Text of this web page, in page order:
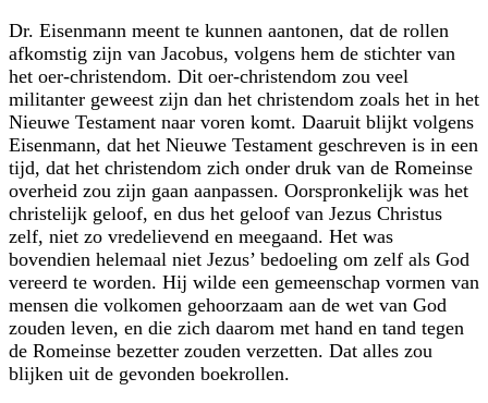
Dr. Eisenmann meent te kunnen aantonen, dat de rollen
afkomstig zijn van Jacobus, volgens hem de stichter van
het oer-christendom. Dit oer-christendom zou veel
militanter geweest zijn dan het christendom zoals het in het
Nieuwe Testament naar voren komt. Daaruit blijkt volgens
Eisenmann, dat het Nieuwe Testament geschreven is in een
tijd, dat het christendom zich onder druk van de Romeinse
overheid zou zijn gaan aanpassen. Oorspronkelijk was het
christelijk geloof, en dus het geloof van Jezus Christus
zelf, niet zo vredelievend en meegaand. Het was
bovendien helemaal niet Jezus’ bedoeling om zelf als God
vereerd te worden. Hij wilde een gemeenschap vormen van
mensen die volkomen gehoorzaam aan de wet van God
zouden leven, en die zich daarom met hand en tand tegen
de Romeinse bezetter zouden verzetten. Dat alles zou
blijken uit de gevonden boekrollen.